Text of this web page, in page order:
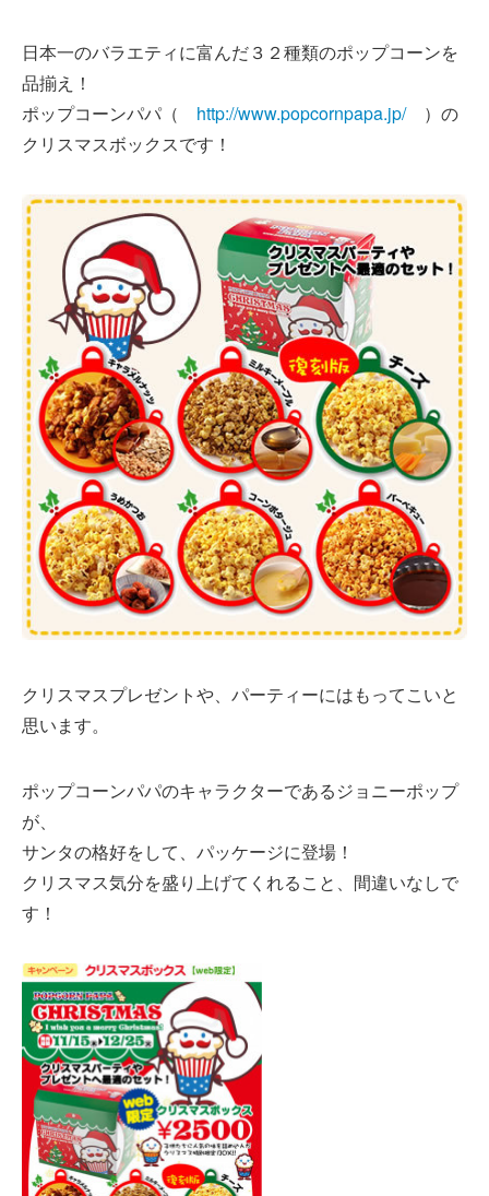
日本一のバラエティに富んだ３２種類のポップコーンを
品揃え！
ポップコーンパパ（ http://www.popcornpapa.jp/）の
クリスマスボックスです！
クリスマスプレゼントや、パーティーにはもってこいと
思います。
ポップコーンパパのキャラクターであるジョニーポップ
が、
サンタの格好をして、パッケージに登場！
クリスマス気分を盛り上げてくれること、間違いなしで
す！